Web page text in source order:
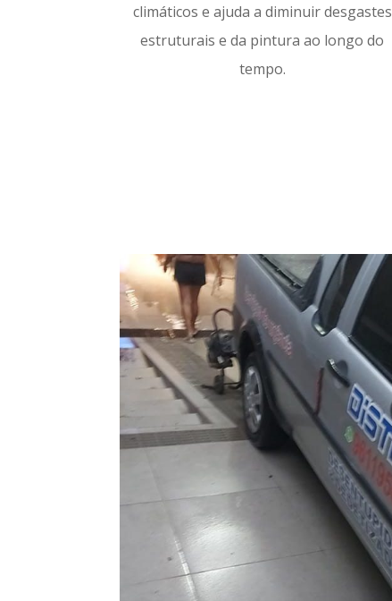
climáticos e ajuda a diminuir desgastes
estruturais e da pintura ao longo do
tempo.